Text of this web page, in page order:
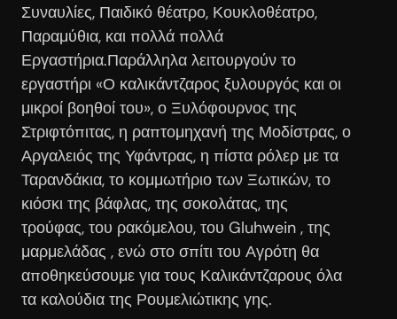
Συναυλίες, Παιδικό θέατρο, Κουκλοθέατρο,
Παραμύθια, και πολλά πολλά
Εργαστήρια.Παράλληλα λειτουργούν το
εργαστήρι «Ο καλικάντζαρος ξυλουργός και οι
μικροί βοηθοί του», ο Ξυλόφουρνος της
Στριφτόπιτας, η ραπτομηχανή της Μοδίστρας, ο
Αργαλειός της Υφάντρας, η πίστα ρόλερ με τα
Ταρανδάκια, το κομμωτήριο των Ξωτικών, το
κιόσκι της βάφλας, της σοκολάτας, της
τρούφας, του ρακόμελου, του Gluhwein , της
μαρμελάδας , ενώ στο σπίτι του Αγρότη θα
αποθηκεύσουμε για τους Καλικάντζαρους όλα
τα καλούδια της Ρουμελιώτικης γης.